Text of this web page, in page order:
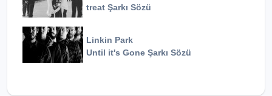
treat Şarkı Sözü
Linkin Park
Until it's Gone Şarkı Sözü